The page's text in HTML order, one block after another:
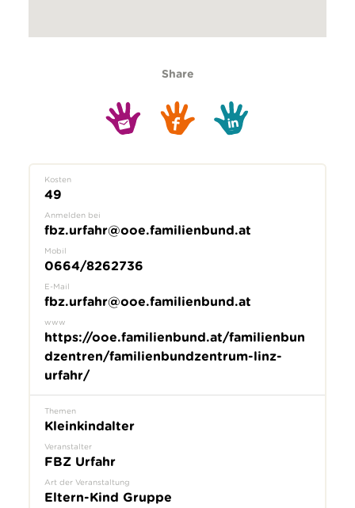
Share
Kosten
49
Anmelden bei
fbz.urfahr@ooe.familienbund.at
Mobil
0664/8262736
E-Mail
fbz.urfahr@ooe.familienbund.at
www
https://ooe.familienbund.at/familienbun
dzentren/familienbundzentrum-linz-
urfahr/
Themen
Kleinkindalter
Veranstalter
FBZ Urfahr
Art der Veranstaltung
Eltern-Kind Gruppe